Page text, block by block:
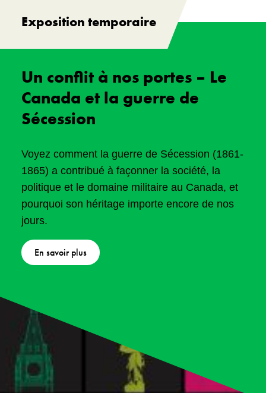
Exposition temporaire
Un conflit à nos portes – Le
Canada et la guerre de
Sécession
Voyez comment la guerre de Sécession (1861-
1865) a contribué à façonner la société, la
politique et le domaine militaire au Canada, et
pourquoi son héritage importe encore de nos
jours.
En savoir plus